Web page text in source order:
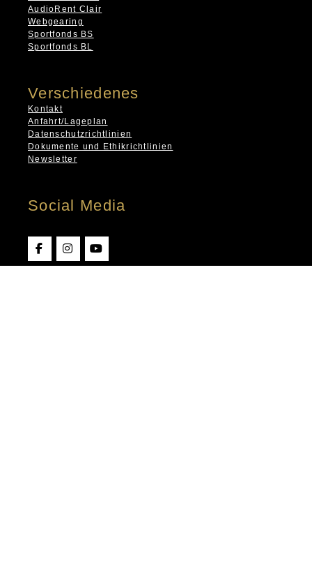
AudioRent Clair
Webgearing
Sportfonds BS
Sportfonds BL
Verschiedenes
Kontakt
Anfahrt/Lageplan
Datenschutzrichtlinien
Dokumente und Ethikrichtlinien
Newsletter
Social Media